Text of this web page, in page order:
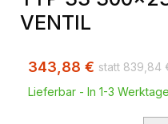
VENTIL
839,84
343,88 €
Lieferbar - In 1-3